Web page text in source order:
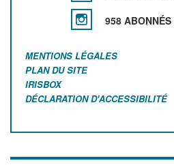
958 ABONNÉS
MENTIONS LÉGALES
PLAN DU SITE
IRISBOX
DÉCLARATION D'ACCESSIBILITÉ